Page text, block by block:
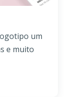
um
e muito